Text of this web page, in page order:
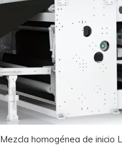
Mezcla homogénea de inicio